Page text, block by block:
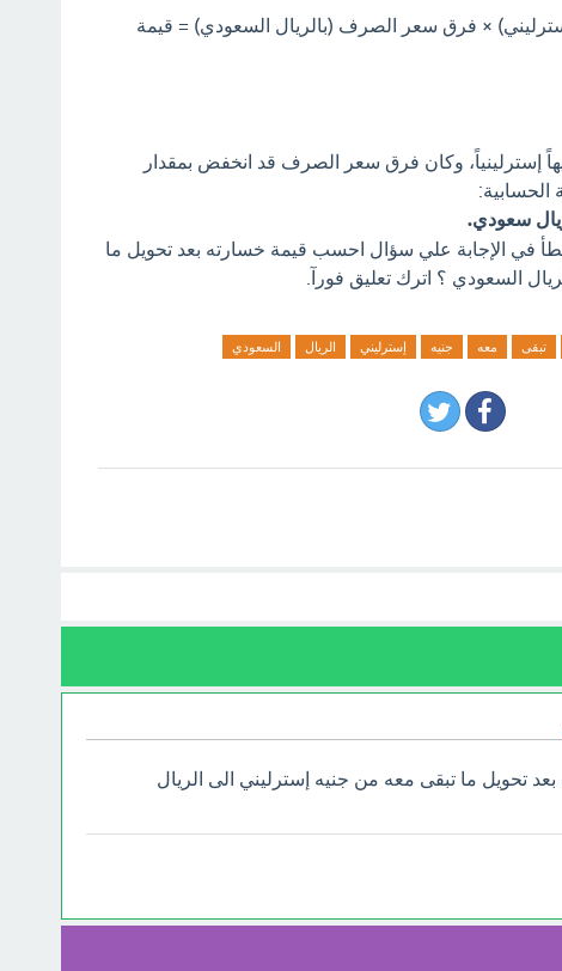
× فرق سعر الصرف (بالريال السعودي) = قيمة
المتبقي مع الشخص 12 جنيهاً إسترلينياً، وكان فرق سعر الصرف قد انخفض بمقدار
في الإجابة علي سؤال احسب قيمة خسارته بعد تحويل ما
السعودي ؟ اترك تعليق فورآ.
تبقى معه جنيه إسترليني الريال السعودي
تحويل ما تبقى معه من جنيه إسترليني الى الريال